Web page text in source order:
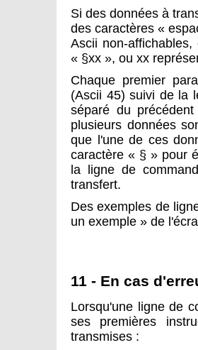
Si des données à
des caractères «
Ascii non-
« §xx », ou xx
Chaque premier
(Ascii 45) suivi de la
séparé du
plusieurs données
que l'une de ces
caractère « § » pour
la ligne de
transfert.
Des exemples de
un exemple » de
11 - En cas
Lorsqu'une ligne de
ses premières
transmises :